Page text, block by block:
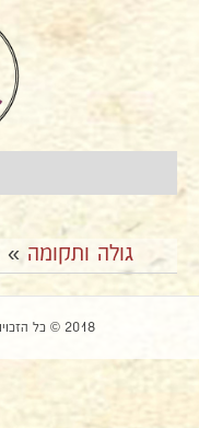
גולה ותקומה »
2018 © כל הזכויות שמורות ליוסי עופר "גולה ותקומה"